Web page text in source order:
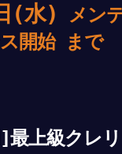
(水) メン
開始 まで
上級クレ